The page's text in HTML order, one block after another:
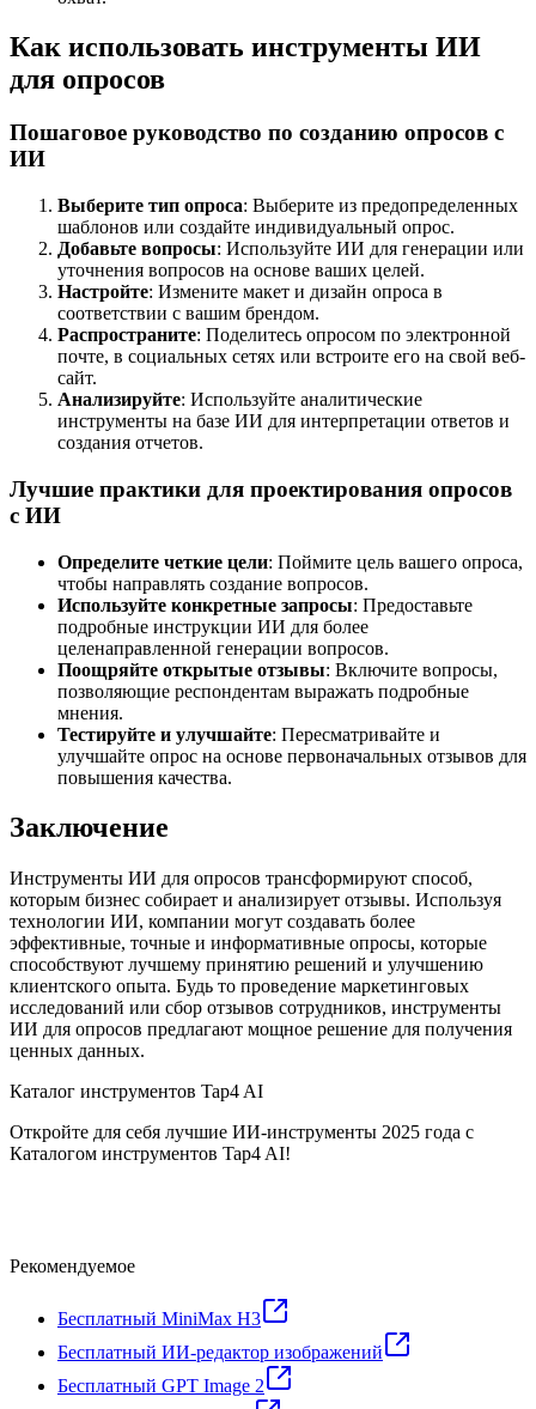
Как использовать инструменты ИИ
для опросов
Пошаговое руководство по созданию опросов с
ИИ
Выберите тип опроса: Выберите из предопределенных
шаблонов или создайте индивидуальный опрос.
Добавьте вопросы: Используйте ИИ для генерации или
уточнения вопросов на основе ваших целей.
Настройте: Измените макет и дизайн опроса в
соответствии с вашим брендом.
Распространите: Поделитесь опросом по электронной
почте, в социальных сетях или встроите его на свой веб-
сайт.
Анализируйте: Используйте аналитические
инструменты на базе ИИ для интерпретации ответов и
создания отчетов.
Лучшие практики для проектирования опросов
с ИИ
Определите четкие цели: Поймите цель вашего опроса,
чтобы направлять создание вопросов.
Используйте конкретные запросы: Предоставьте
подробные инструкции ИИ для более
целенаправленной генерации вопросов.
Поощряйте открытые отзывы: Включите вопросы,
позволяющие респондентам выражать подробные
мнения.
Тестируйте и улучшайте: Пересматривайте и
улучшайте опрос на основе первоначальных отзывов для
повышения качества.
Заключение
Инструменты ИИ для опросов трансформируют способ,
которым бизнес собирает и анализирует отзывы. Используя
технологии ИИ, компании могут создавать более
эффективные, точные и информативные опросы, которые
способствуют лучшему принятию решений и улучшению
клиентского опыта. Будь то проведение маркетинговых
исследований или сбор отзывов сотрудников, инструменты
ИИ для опросов предлагают мощное решение для получения
ценных данных.
Каталог инструментов Tap4 AI
Откройте для себя лучшие ИИ-инструменты 2025 года с
Каталогом инструментов Tap4 AI!
Рекомендуемое
Бесплатный MiniMax H3
Бесплатный ИИ-редактор изображений
Бесплатный GPT Image 2